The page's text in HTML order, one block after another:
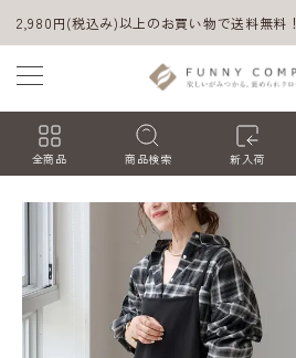
2,980円(税込み)以上のお買い物で送料無料！
全商品 商品検索 新入荷